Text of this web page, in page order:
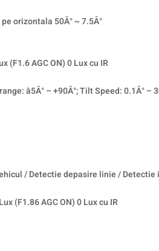
orizontala 50Â° ~ 7.5Â°
(F1.6 AGC ON) 0 Lux cu IR
â5Â° – +90Â°; Tilt Speed: 0.1Â° –
/ Detectie depasire linie /
(F1.86 AGC ON) 0 Lux cu IR